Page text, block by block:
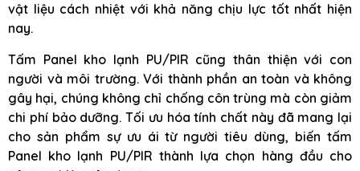
vật liệu cách nhiệt với khả năng chịu lực tốt nhất hiện
nay.
Tấm Panel kho lạnh PU/PIR cũng thân thiện với con
người và môi trường. Với thành phần an toàn và không
gây hại, chúng không chỉ chống côn trùng mà còn giảm
chi phí bảo dưỡng. Tối ưu hóa tính chất này đã mang lại
cho sản phẩm sự ưu ái từ người tiêu dùng, biến tấm
Panel kho lạnh PU/PIR thành lựa chọn hàng đầu cho